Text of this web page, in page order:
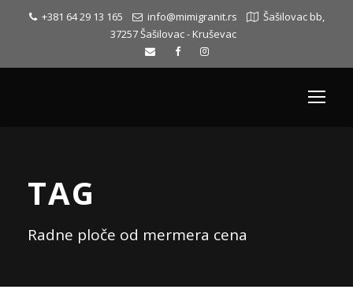
+381 64 29 13 165 info@mimigranit.rs
Šašilovac bb,
37257 Šašilovac - Kruševac
TAG
Radne ploče od mermera cena